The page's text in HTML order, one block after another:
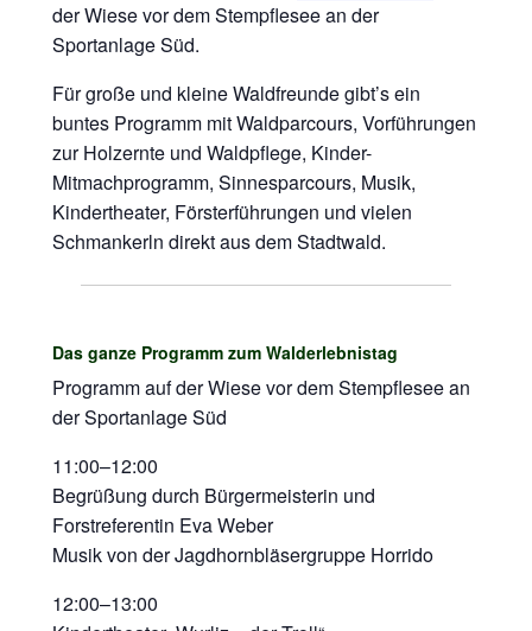
der Wiese vor dem Stempflesee an der
Sportanlage Süd.
Für große und kleine Waldfreunde gibt’s ein
buntes Programm mit Waldparcours, Vorführungen
zur Holzernte und Waldpflege, Kinder-
Mitmachprogramm, Sinnesparcours, Musik,
Kindertheater, Försterführungen und vielen
Schmankerln direkt aus dem Stadtwald.
Das ganze Programm zum Walderlebnistag
Programm auf der Wiese vor dem Stempflesee an
der Sportanlage Süd
11:00–12:00
Begrüßung durch Bürgermeisterin und
Forstreferentin Eva Weber
Musik von der Jagdhornbläsergruppe Horrido
12:00–13:00